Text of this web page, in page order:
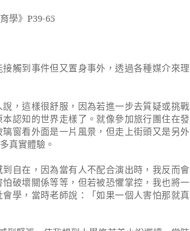
學》P39-65
觸到事件但又置身事外，透過各種媒介來理
，這樣很舒服，因為若進一步去質疑或挑戰
認知的世界走樣了。就像參加旅行團住在發
窗看外面是一片風景，但走上街頭又是另外
真實體驗。
自在，因為當有人不配合演出時，我反而會
破壞關係等等，但若被恐懼掌控，我也將一
學，當時老師說：「如果一個人害怕那就真